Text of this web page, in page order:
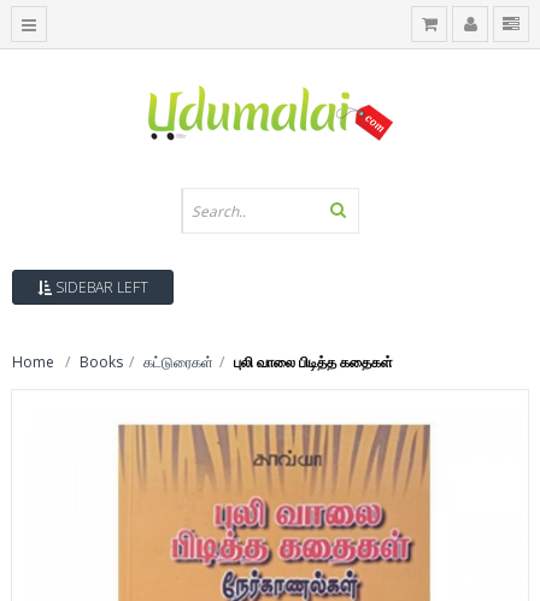
SIDEBAR LEFT
Home Books கட்டுரைகள் புலி வாலை பிடித்த கதைகள்